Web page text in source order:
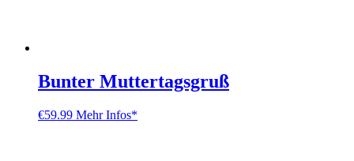
Bunter Muttertagsgruß
€59.99 Mehr Infos*